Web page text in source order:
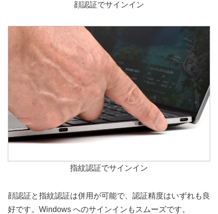
顔認証でサインイン
指紋認証でサインイン
顔認証と指紋認証は併用が可能で、認証精度はいずれも良
好です。Windows へのサインインもスムーズです。